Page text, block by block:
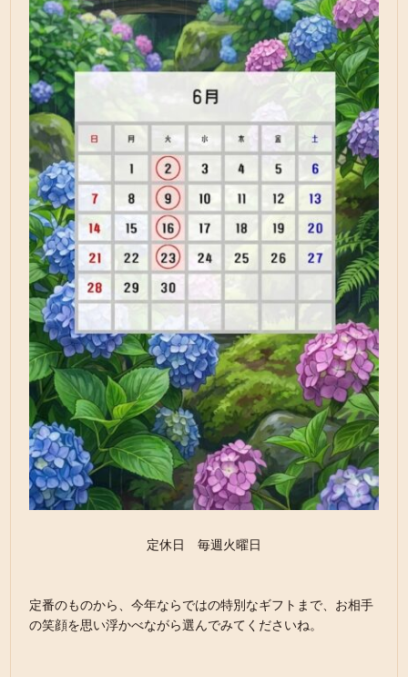
定休日 毎週火曜日
定番のものから、今年ならではの特別なギフトまで、お相手
の笑顔を思い浮かべながら選んでみてくださいね。